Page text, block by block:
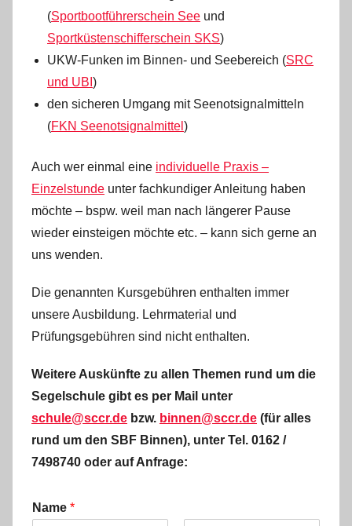
(Sportbootführerschein See und
Sportküstenschifferschein SKS)
UKW-Funken im Binnen- und Seebereich (SRC
und UBI )
den sicheren Umgang mit Seenotsignalmitteln
(FKN Seenotsignalmittel )
Auch wer einmal eine individuelle Praxis –
Einzelstunde unter fachkundiger Anleitung haben
möchte – bspw. weil man nach längerer Pause
wieder einsteigen möchte etc. – kann sich gerne an
uns wenden.
Die genannten Kursgebühren enthalten immer
unsere Ausbildung. Lehrmaterial und
Prüfungsgebühren sind nicht enthalten.
Weitere Auskünfte zu allen Themen rund um die
Segelschule gibt es per Mail unter
schule@sccr.de bzw. binnen@sccr.de (für alles
rund um den SBF Binnen), unter Tel. 0162 /
7498740 oder auf Anfrage:
Name *